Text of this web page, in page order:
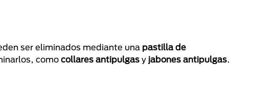
ser eliminados mediante una pastilla de
como collares antipulgas y jabones antipulgas.